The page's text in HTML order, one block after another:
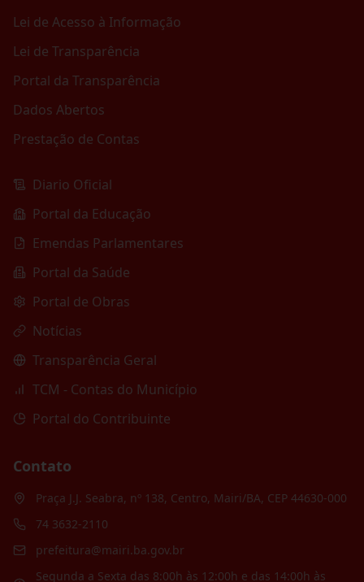
Lei de Acesso à Informação
Lei de Transparência
Portal da Transparência
Dados Abertos
Prestação de Contas
Diario Oficial
Portal da Educação
Emendas Parlamentares
Portal da Saúde
Portal de Obras
Notícias
Transparência Geral
TCM - Contas do Município
Portal do Contribuinte
Contato
Praça J.J. Seabra, nº 138, Centro, Mairi/BA, CEP 44630-000
74 3632-2110
prefeitura@mairi.ba.gov.br
Segunda a Sexta das 8:00h às 12:00h e das 14:00h às